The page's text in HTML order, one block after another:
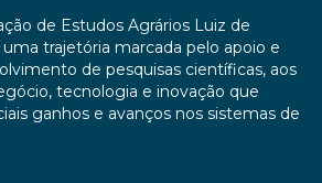
de Estudos Agrários Luiz de
trajetória marcada pelo apoio e
de pesquisas científicas, aos
tecnologia e inovação que
ganhos e avanços nos sistemas de